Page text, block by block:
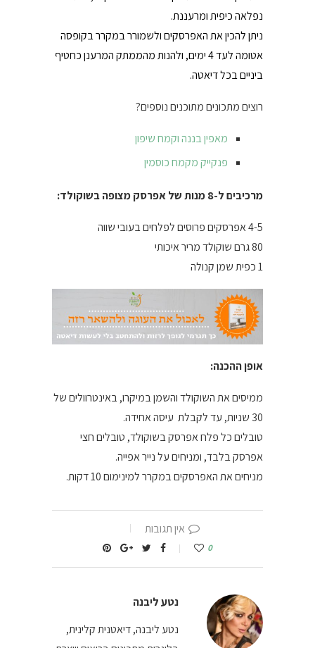
נפלאה כיפית ומרעננת.
ניתן להכין את האפרסקים ולשמורר במקרר בקופסה
אטומה לעד 4 ימים, ולהנות מהממתק המרענן כחטיף
ביניים בכל דיאטה.
רוצים מתכונים מתוכנים נוספים?
מאפין בננה וקמח שיפון
פנקייק מקמח כוסמין
מרכיבים ל-8 מנות של אפרסק מצופה בשוקולד:
4-5 אפרסקים פרוסים לפלחים בעובי שווה
80 גרם שוקולד מריר איכותי
1 כפית שמן קנולה
אופן ההכנה:
ממיסים את השוקולד והשמן במיקרו, באינטרוולים של
30 שניות, עד לקבלת עיסה אחידה.
טובלים כל פלח אפרסק בשוקולד, טובלים חצי
אפרסק בלבד, ומניחים על נייר אפייה.
מניחים את האפרסקים במקרר למינימום 10 דקות.
אין תגובות
0
נטע ליבנה
נטע ליבנה, דיאטנית קלינית,